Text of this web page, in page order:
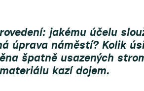
jakému účelu
úprava náměstí? Kolik
špatně usazených
kazí dojem.